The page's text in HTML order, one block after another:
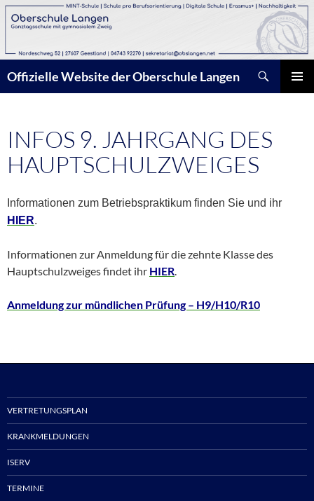
Zum
Inhalt
Offizielle Website der Oberschule Langen
INFOS 9. JAHRGANG DES
HAUPTSCHULZWEIGES
Informationen zum Betriebspraktikum finden Sie und ihr
HIER.
Informationen zur Anmeldung für die zehnte Klasse des
Hauptschulzweiges findet ihr HIER.
Anmeldung zur mündlichen Prüfung – H9/H10/R10
VERTRETUNGSPLAN
KRANKMELDUNGEN
ISERV
TERMINE